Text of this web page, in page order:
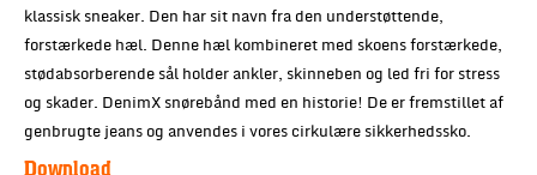
klassisk sneaker. Den har sit navn fra den understøttende,
forstærkede hæl. Denne hæl kombineret med skoens forstærkede,
stødabsorberende sål holder ankler, skinneben og led fri for stress
og skader. DenimX snørebånd med en historie! De er fremstillet af
genbrugte jeans og anvendes i vores cirkulære sikkerhedssko.
Download